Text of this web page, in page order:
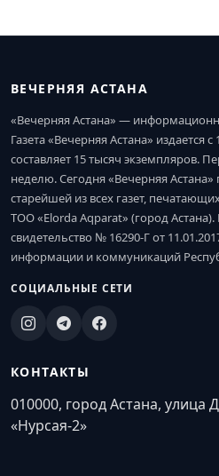
ВЕЧЕРНЯЯ АСТАНА
«Вечерняя Астана» —
Газета «Вечерняя Астана» издается
составляет 15 тысяч экземпляров.
неделю. Сегодня «Вечерняя
старейшей из всех газет,
ТОО «Elorda Aqparat» (город
свидетельство № 16290-Г от
информации и коммуникаций
СОЦИАЛЬНЫЕ СЕТИ
КОНТАКТЫ
010000, город Астана, улица
«Нурсая-2»